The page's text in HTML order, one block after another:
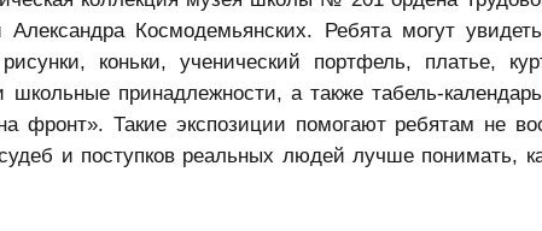
Космодемьянских. Ребята могут
коньки, ученический портфель, платье,
принадлежности, а также табель-
фронт». Такие экспозиции помогают ребятам не
и поступков реальных людей лучше понимать,